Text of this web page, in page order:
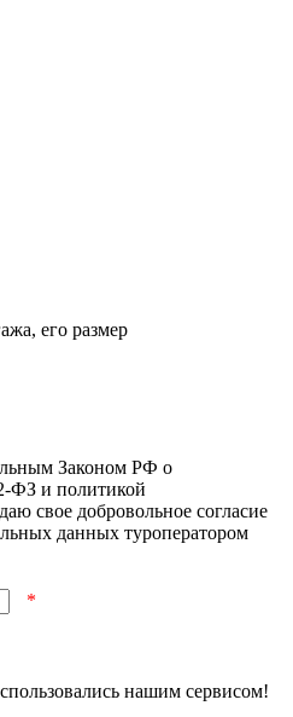
его размер
Законом РФ о
ФЗ и политикой
свое добровольное согласие
данных туроператором
*
нашим сервисом!